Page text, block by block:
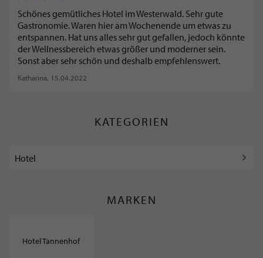
Schönes gemütliches Hotel im Westerwald. Sehr gute
Gastronomie. Waren hier am Wochenende um etwas zu
entspannen. Hat uns alles sehr gut gefallen, jedoch könnte
der Wellnessbereich etwas größer und moderner sein.
Sonst aber sehr schön und deshalb empfehlenswert.
Katharina, 15.04.2022
KATEGORIEN
Hotel
MARKEN
Hotel Tannenhof